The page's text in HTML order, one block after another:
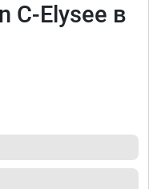
C-Elysee в